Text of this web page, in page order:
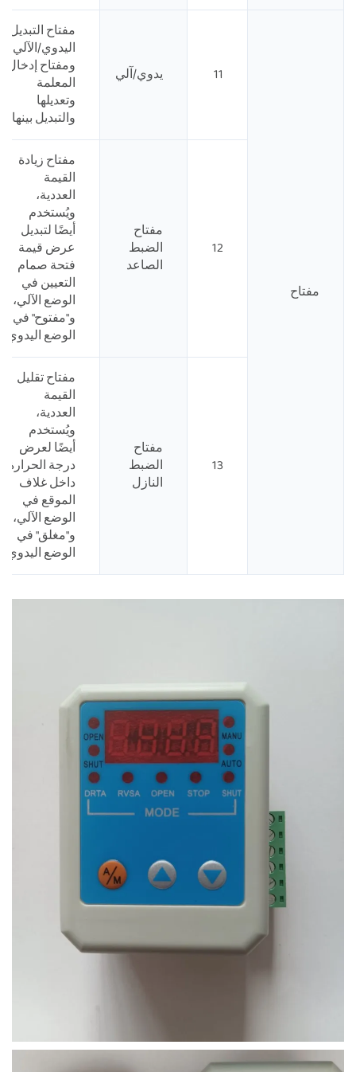
مفتاح
11 يدوي/آلي
مفتاح التبديل
اليدوي/الآلي،
ومفتاح إدخال
المعلمة
وتعديلها
والتبديل بينها
12
مفتاح
الضبط
الصاعد
مفتاح زيادة
القيمة
العددية،
ويُستخدم
أيضًا لتبديل
عرض قيمة
فتحة صمام
التعيين في
الوضع الآلي،
و"مفتوح" في
الوضع اليدوي
13
مفتاح
الضبط
النازل
مفتاح تقليل
القيمة
العددية،
ويُستخدم
أيضًا لعرض
درجة الحرارة
داخل غلاف
الموقع في
الوضع الآلي،
و"مغلق" في
الوضع اليدوي